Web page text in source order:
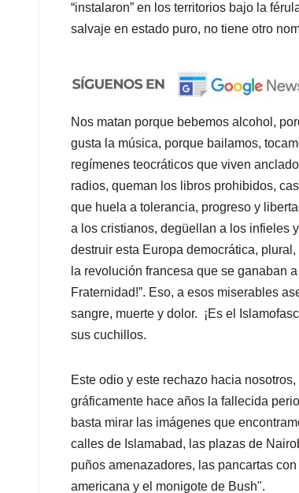
“instalaron” en los territorios bajo la
salvaje en estado puro, no tiene otro
Nos matan porque bebemos alcohol,
gusta la música, porque bailamos,
regímenes teocráticos que viven
radios, queman los libros prohibidos,
que huela a tolerancia, progreso y
a los cristianos, degüellan a los infieles
destruir esta Europa democrática,
la revolución francesa que se ganaban
Fraternidad!”. Eso, a esos miserables
sangre, muerte y dolor. ¡Es el
sus cuchillos.
Este odio y este rechazo hacia
gráficamente hace años la fallecida
basta mirar las imágenes que
calles de Islamabad, las plazas de
puños amenazadores, las pancartas
americana y el monigote de Bush".